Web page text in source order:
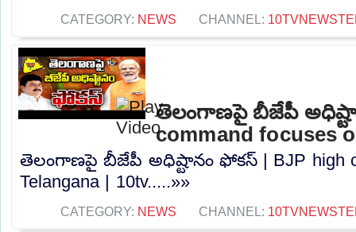
CATEGORY: NEWS CHANNEL:
తెలంగాణపై బీజేపీ
command focuses
తెలంగాణపై బీజేపీ అధిష్టానం ఫోకస్ | BJP high
Telangana | 10tv.....»»
CATEGORY: NEWS CHANNEL: